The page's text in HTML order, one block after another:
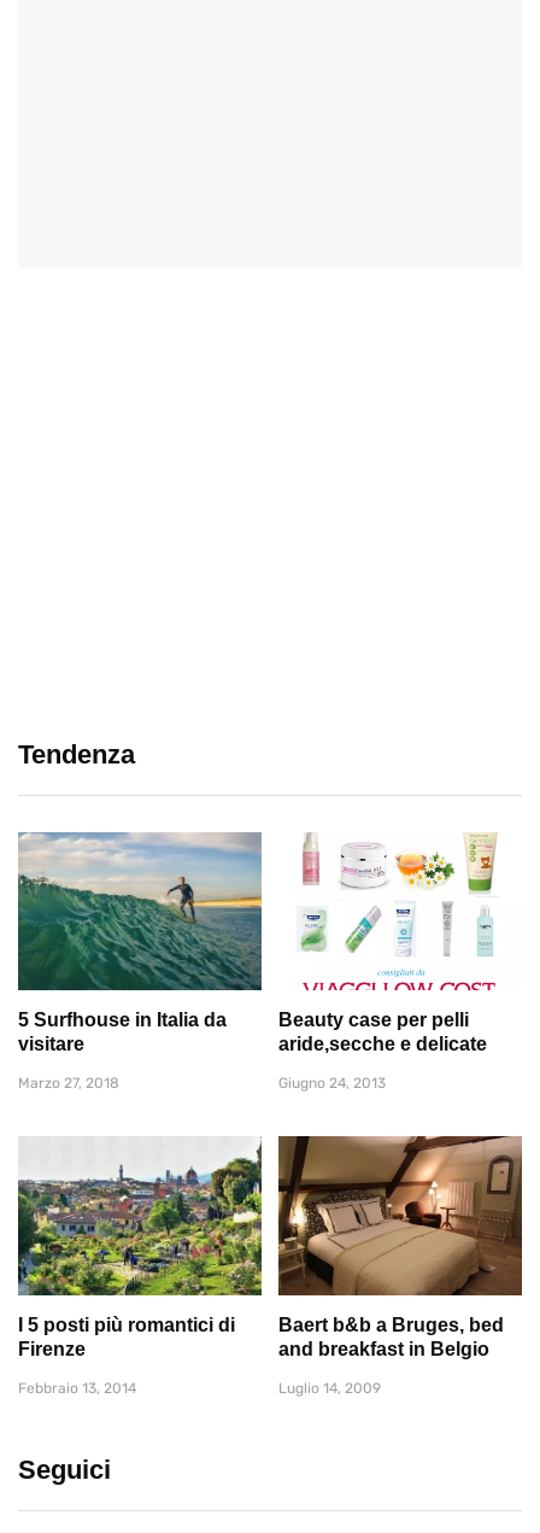
Tendenza
5 Surfhouse in Italia da
visitare
Marzo 27, 2018
Beauty case per pelli
aride,secche e delicate
Giugno 24, 2013
I 5 posti più romantici di
Firenze
Febbraio 13, 2014
Baert b&b a Bruges, bed
and breakfast in Belgio
Luglio 14, 2009
Seguici